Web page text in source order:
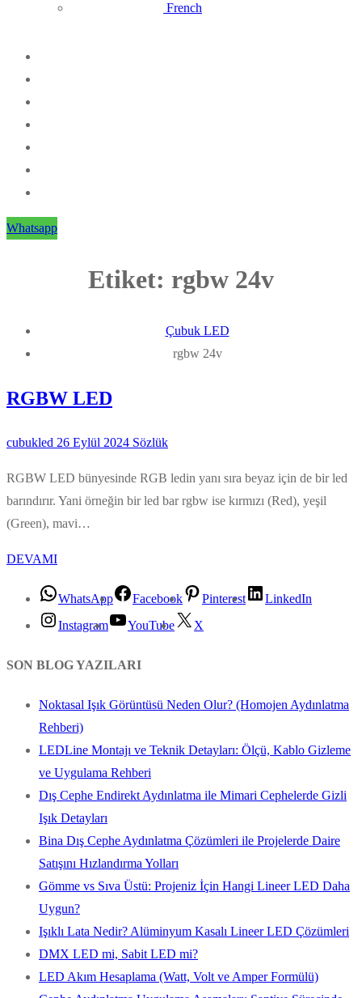
French
Whatsapp
Etiket: rgbw 24v
Çubuk LED
rgbw 24v
RGBW LED
cubukled 26 Eylül 2024 Sözlük
RGBW LED bünyesinde RGB ledin yanı sıra beyaz için de bir led
barındırır. Yani örneğin bir led bar rgbw ise kırmızı (Red), yeşil
(Green), mavi…
DEVAMI
WhatsApp Facebook Pinterest
LinkedIn
Instagram
YouTube X
SON BLOG YAZILARI
Noktasal Işık Görüntüsü Neden Olur? (Homojen Aydınlatma
Rehberi)
LEDLine Montajı ve Teknik Detayları: Ölçü, Kablo Gizleme
ve Uygulama Rehberi
Dış Cephe Endirekt Aydınlatma ile Mimari Cephelerde Gizli
Işık Detayları
Bina Dış Cephe Aydınlatma Çözümleri ile Projelerde Daire
Satışını Hızlandırma Yolları
Gömme vs Sıva Üstü: Projeniz İçin Hangi Lineer LED Daha
Uygun?
Işıklı Lata Nedir? Alüminyum Kasalı Lineer LED Çözümleri
DMX LED mi, Sabit LED mi?
LED Akım Hesaplama (Watt, Volt ve Amper Formülü)